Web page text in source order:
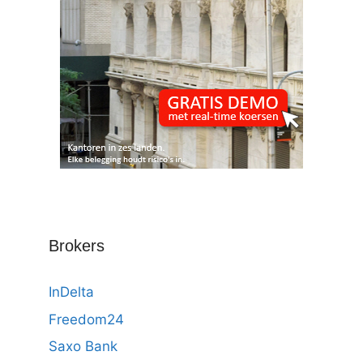
Brokers
InDelta
Freedom24
Saxo Bank